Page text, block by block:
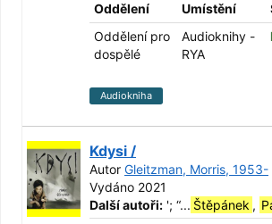
Oddělení
Umístění
Oddělení pro
dospělé
Audioknihy -
RYA
Audiokniha
Kdysi /
Autor Gleitzman, Morris, 1953-
Vydáno 2021
Další autoři: '; “... Štěpánek ,